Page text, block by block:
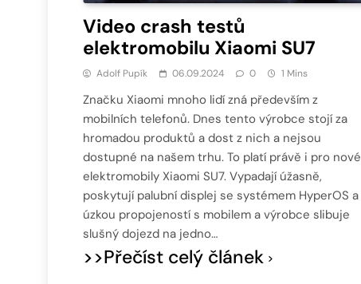
Video crash testů
elektromobilu Xiaomi SU7
Adolf Pupík 06.09.2024 0 1 Mins
Značku Xiaomi mnoho lidí zná především z
mobilních telefonů. Dnes tento výrobce stojí za
hromadou produktů a dost z nich a nejsou
dostupné na našem trhu. To platí právě i pro nové
elektromobily Xiaomi SU7. Vypadají úžasně,
poskytují palubní displej se systémem HyperOS a
úzkou propojeností s mobilem a výrobce slibuje
slušný dojezd na jedno…
>>Přečíst celý článek